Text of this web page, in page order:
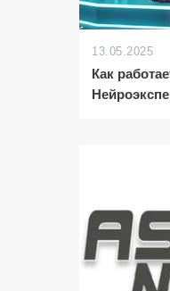
13.05.2025
Как